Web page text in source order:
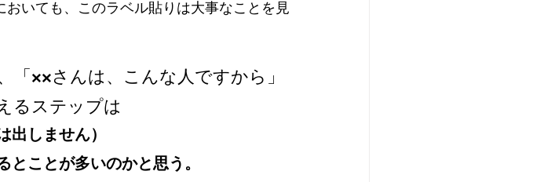
いても、このラベル貼りは大事なことを見
××さんは、こんな人ですから」
るステップは
出しません）
とことが多いのかと思う。